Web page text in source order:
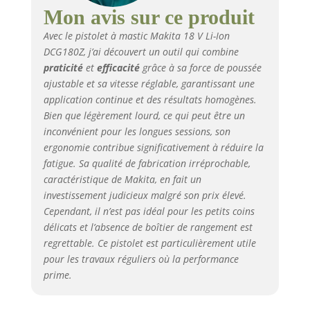
Mon avis sur ce produit
Avec le pistolet à mastic Makita 18 V Li-Ion
DCG180Z, j’ai découvert un outil qui combine
praticitéet efficacitégrâce à sa force de poussée
ajustable et sa vitesse réglable, garantissant une
application continue et des résultats homogènes.
Bien que légèrement lourd, ce qui peut être un
inconvénient pour les longues sessions, son
ergonomie contribue significativement à réduire la
fatigue. Sa qualité de fabrication irréprochable,
caractéristique de Makita, en fait un
investissement judicieux malgré son prix élevé.
Cependant, il n’est pas idéal pour les petits coins
délicats et l’absence de boîtier de rangement est
regrettable. Ce pistolet est particulièrement utile
pour les travaux réguliers où la performance
prime.